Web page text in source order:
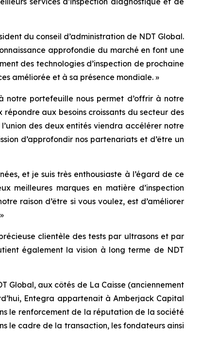
du conseil d’administration de NDT Global.
approfondie du marché en font une
des technologies d’inspection de prochaine
améliorée et à sa présence mondiale. »
notre portefeuille nous permet d’offrir à notre
aux besoins croissants du secteur des
des deux entités viendra accélérer notre
d’approfondir nos partenariats et d’être un
et je suis très enthousiaste à l’égard de ce
meilleures marques en matière d’inspection
raison d’être si vous voulez, est d’améliorer
clientèle des tests par ultrasons et par
également la vision à long terme de NDT
Global, aux côtés de La Caisse (anciennement
Entegra appartenait à Amberjack Capital
le renforcement de la réputation de la société
le cadre de la transaction, les fondateurs ainsi